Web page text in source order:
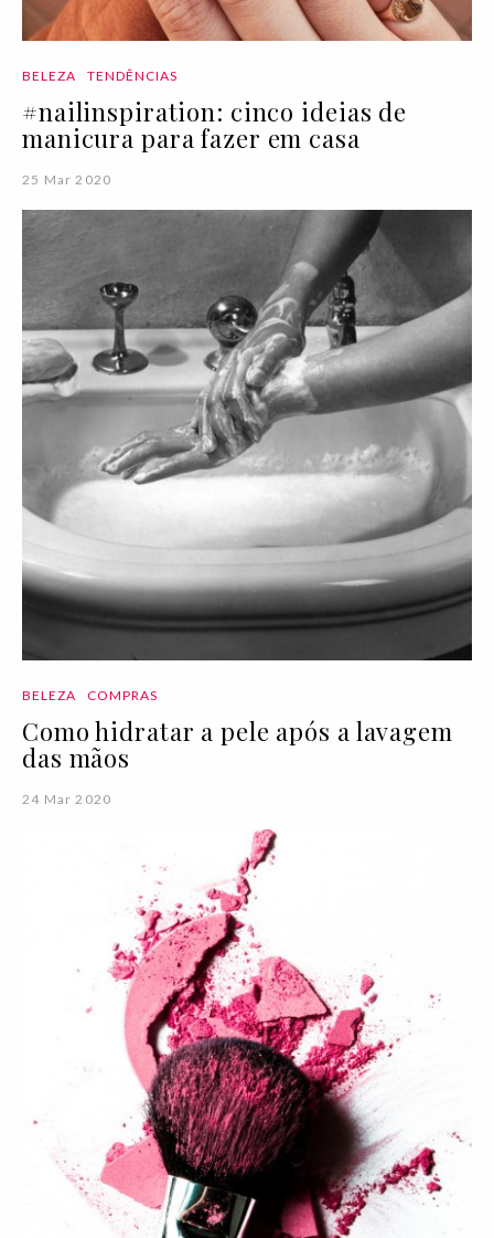
BELEZA TENDÊNCIAS
#nailinspiration: cinco ideias de
manicura para fazer em casa
25 Mar 2020
BELEZA COMPRAS
Como hidratar a pele após a lavagem
das mãos
24 Mar 2020